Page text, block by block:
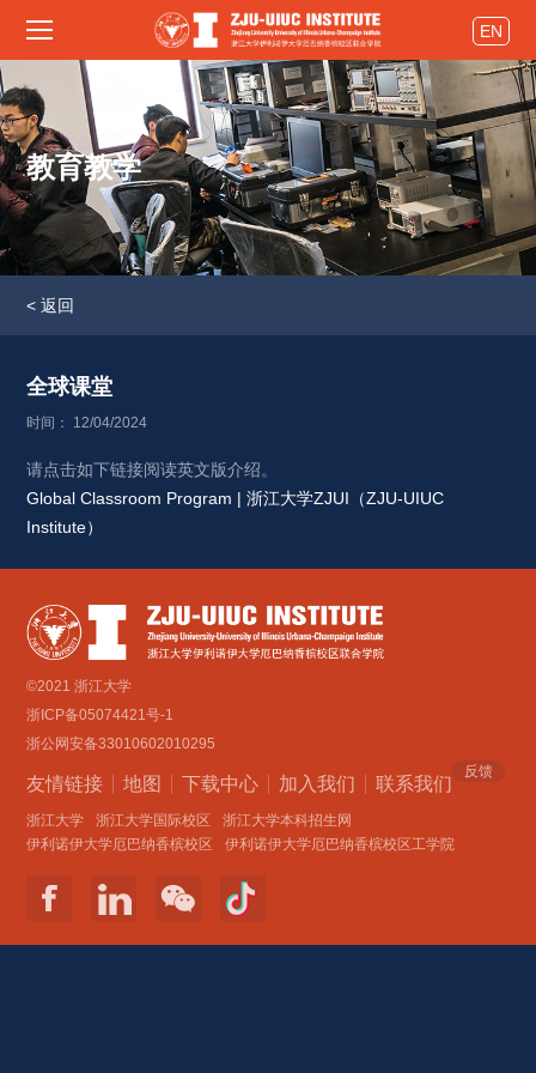
EN
教育教学
< 返回
全球课堂
时间： 12/04/2024
请点击如下链接阅读英文版介绍。
Global Classroom Program | 浙江大学ZJUI（ZJU-UIUC
Institute）
©2021 浙江大学
浙ICP备05074421号-1
浙公网安备33010602010295
友情链接 地图 下载中心 加入我们 联系我们
反馈
浙江大学 浙江大学国际校区
浙江大学本科招生网
伊利诺伊大学厄巴纳香槟校区
伊利诺伊大学厄巴纳香槟校区工学院